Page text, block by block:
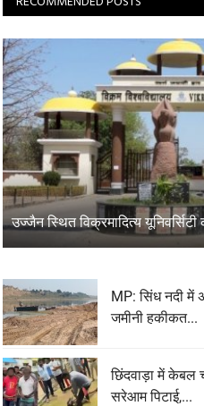
उज्जैन स्थित विक्रमादित्य यूनिवर्सिटी
MP: सिंध नदी
जमीनी हकीकत...
छिंदवाड़ा में केबल
सरेआम पिटाई,...